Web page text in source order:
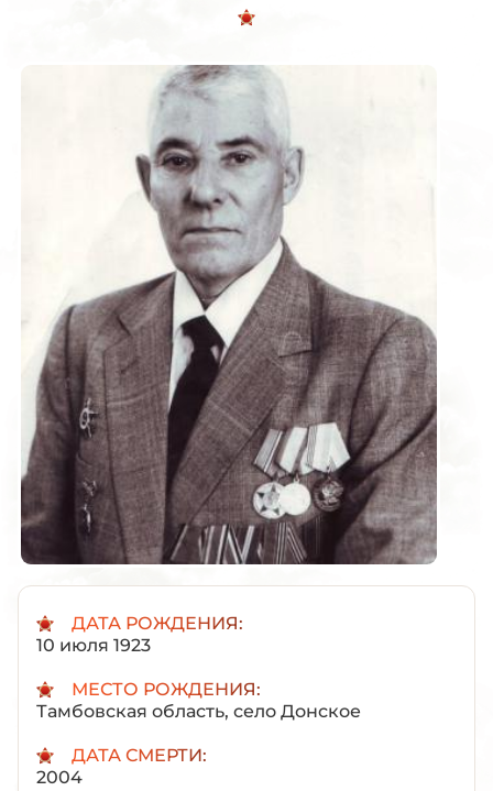
ДАТА РОЖДЕНИЯ:
10 июля 1923
МЕСТО РОЖДЕНИЯ:
Тамбовская область, село Донское
ДАТА СМЕРТИ:
2004